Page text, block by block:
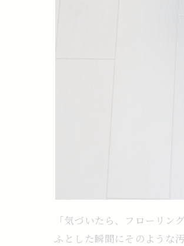
「気づいたら、フローリン
ふとした瞬間にそのような